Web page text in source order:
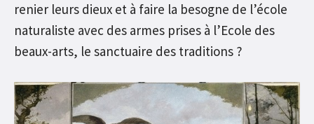
renier leurs dieux et à faire la besogne de l’école
naturaliste avec des armes prises à l’Ecole des
beaux-arts, le sanctuaire des traditions ?